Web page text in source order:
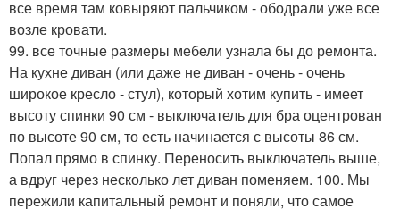
все время там ковыряют пальчиком - ободрали уже все
возле кровати.
99. все точные размеры мебели узнала бы до ремонта.
На кухне диван (или даже не диван - очень - очень
широкое кресло - стул), который хотим купить - имеет
высоту спинки 90 см - выключатель для бра оцентрован
по высоте 90 см, то есть начинается с высоты 86 см.
Попал прямо в спинку. Переносить выключатель выше,
а вдруг через несколько лет диван поменяем. 100. Мы
пережили капитальный ремонт и поняли, что самое